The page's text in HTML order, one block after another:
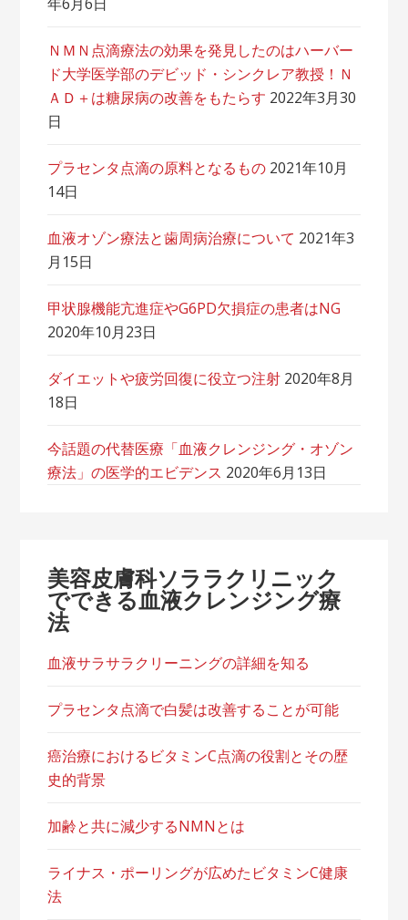
ＮＭＮ点滴療法の効果を発見したのはハーバー
ド大学医学部のデビッド・シンクレア教授！Ｎ
ＡＤ＋は糖尿病の改善をもたらす 2022年3月30
日
プラセンタ点滴の原料となるもの 2021年10月
14日
血液オゾン療法と歯周病治療について 2021年3
月15日
甲状腺機能亢進症やG6PD欠損症の患者はNG
2020年10月23日
ダイエットや疲労回復に役立つ注射 2020年8月
18日
今話題の代替医療「血液クレンジング・オゾン
療法」の医学的エビデンス 2020年6月13日
美容皮膚科ソララクリニック
でできる血液クレンジング療
法
血液サラサラクリーニングの詳細を知る
プラセンタ点滴で白髪は改善することが可能
癌治療におけるビタミンC点滴の役割とその歴
史的背景
加齢と共に減少するNMNとは
ライナス・ポーリングが広めたビタミンC健康
法